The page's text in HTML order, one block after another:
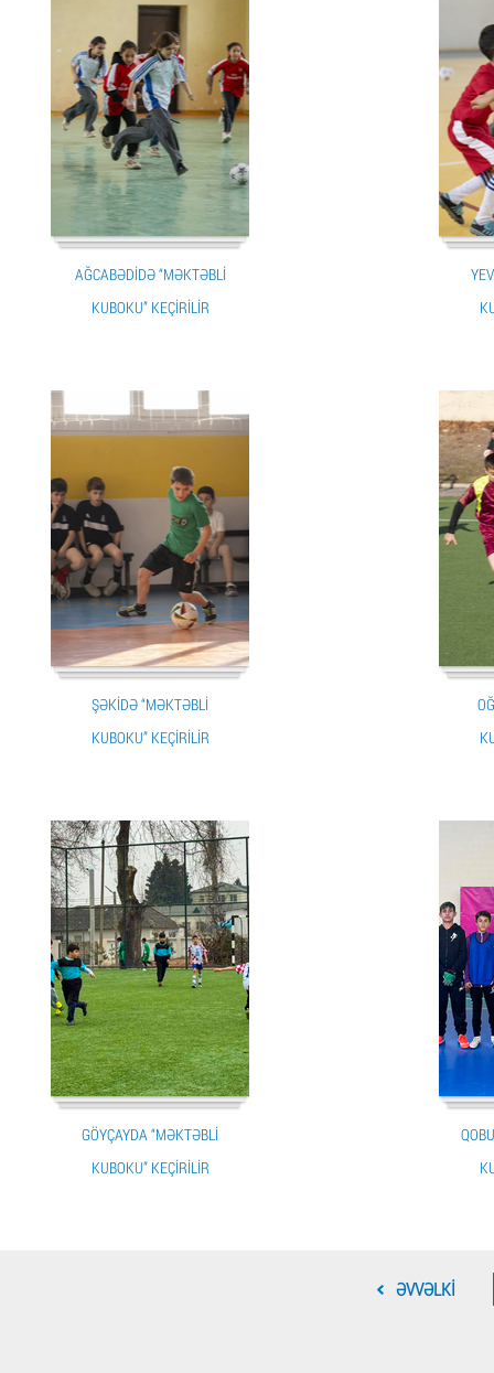
AĞCABƏDIDƏ “MƏKTƏBLI
KUBOKU” KEÇIRILIR
ŞƏKIDƏ “MƏKTƏBLI
KUBOKU” KEÇIRILIR
GÖYÇAYDA “MƏKTƏBLI
KUBOKU” KEÇIRILIR
ƏVVƏLKI